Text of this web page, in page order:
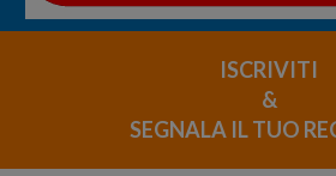
ISCRIVITI
&
SEGNALA IL TUO